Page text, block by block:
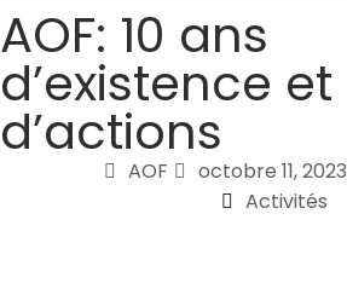
AOF: 10 ans
d’existence et
d’actions
AOF octobre 11, 2023
Activités